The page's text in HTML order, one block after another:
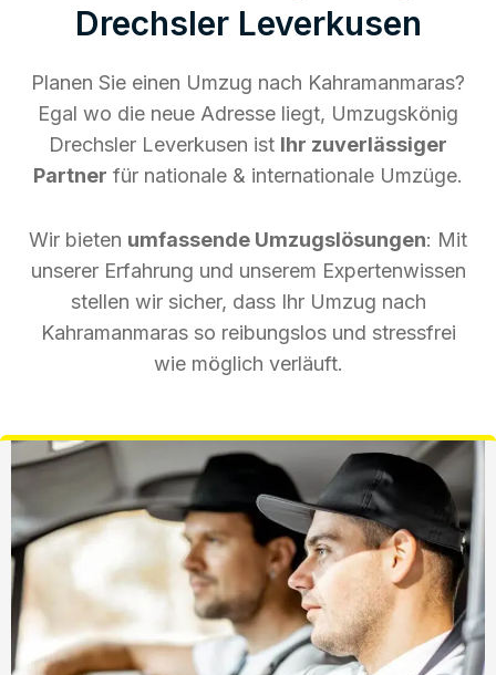
Drechsler Leverkusen
Planen Sie einen Umzug nach Kahramanmaras?
Egal wo die neue Adresse liegt, Umzugskönig
Drechsler Leverkusen ist Ihr zuverlässiger
Partner für nationale & internationale Umzüge.
Wir bieten umfassende Umzugslösungen: Mit
unserer Erfahrung und unserem Expertenwissen
stellen wir sicher, dass Ihr Umzug nach
Kahramanmaras so reibungslos und stressfrei
wie möglich verläuft.